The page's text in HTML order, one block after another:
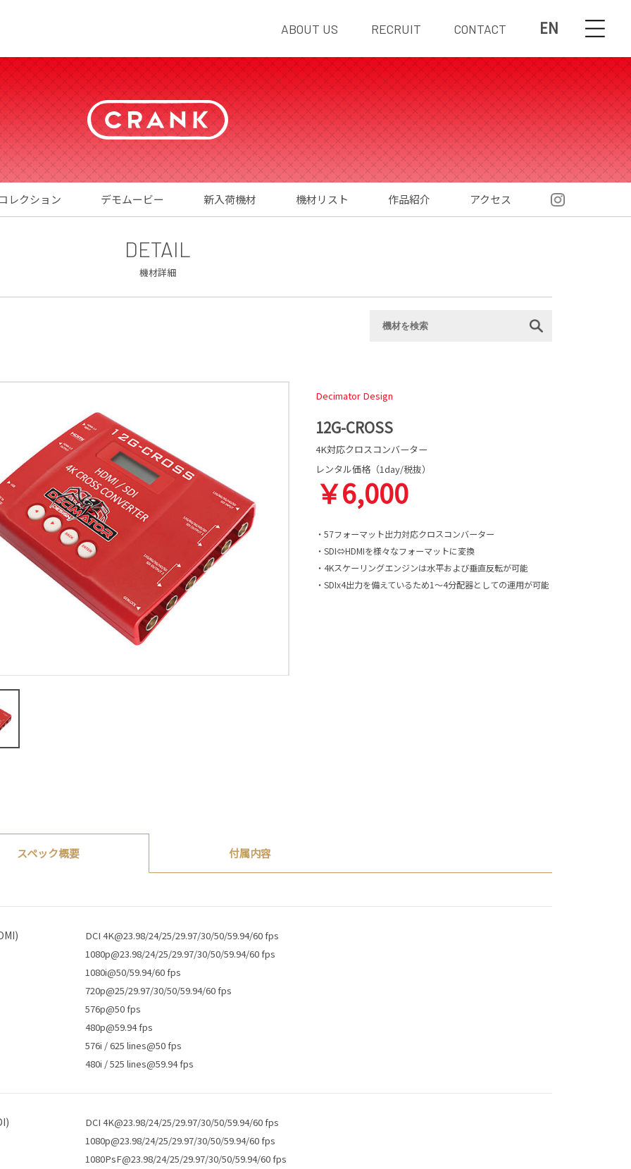
EN
ABOUT US RECRUIT CONTACT
レクション デモムービー 新入荷機材 機材リスト 作品紹介 アクセス
DETAIL
機材詳細
Decimator Design
12G-CROSS
4K対応クロスコンバーター
レンタル価格（1day/税抜）
￥6,000
・57フォーマット出力対応クロスコンバーター
・SDI⇔HDMIを様々なフォーマットに変換
・4Kスケーリングエンジンは水平および垂直反転が可能
・SDIx4出力を備えているため1〜4分配器としての運用が可能
スペック概要 付属内容
DCI 4K@23.98/24/25/29.97/30/50/59.94/60 fps
1080p@23.98/24/25/29.97/30/50/59.94/60 fps
1080i@50/59.94/60 fps
720p@25/29.97/30/50/59.94/60 fps
576p@50 fps
480p@59.94 fps
576i / 625 lines@50 fps
480i / 525 lines@59.94 fps
DCI 4K@23.98/24/25/29.97/30/50/59.94/60 fps
1080p@23.98/24/25/29.97/30/50/59.94/60 fps
1080PsF@23.98/24/25/29.97/30/50/59.94/60 fps